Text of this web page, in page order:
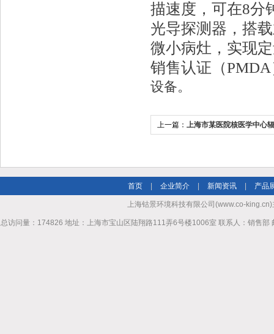
描速度，可在8分
光导探测器，搭
微小病灶，实现
销售认证（
设备。
上一篇： 上海市某医院核医学中心
首页 企业简介 新闻资讯 产品
上海钴景环境科技有限公司(www.co-king.cn)
总访问量：174826 地址：上海市宝山区陆翔路111弄6号楼1006室 联系人：销售